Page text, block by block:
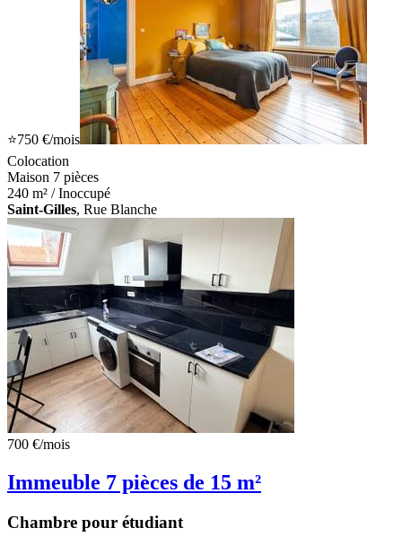
⭐750 €/mois
Colocation
Maison 7 pièces
240 m² / Inoccupé
Saint-Gilles, Rue Blanche
700 €/mois
Immeuble 7 pièces de 15 m²
Chambre pour étudiant